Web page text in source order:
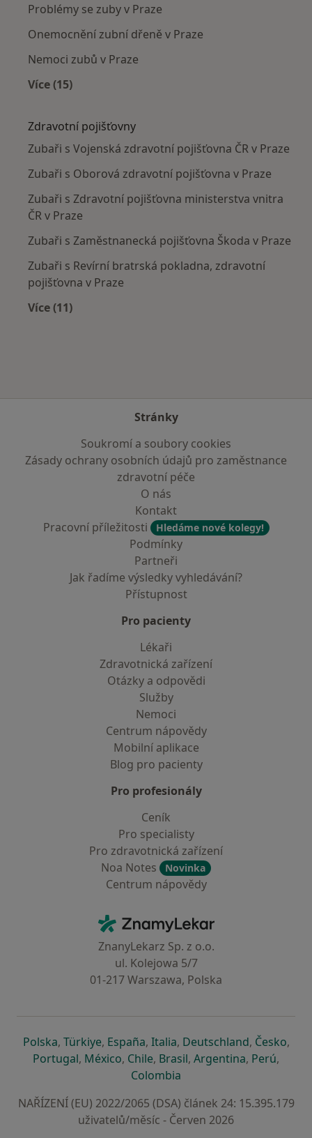
Problémy se zuby v Praze
Onemocnění zubní dřeně v Praze
Nemoci zubů v Praze
Více (15)
Zdravotní pojišťovny
Zubaři s Vojenská zdravotní pojišťovna ČR v Praze
Zubaři s Oborová zdravotní pojišťovna v Praze
Zubaři s Zdravotní pojišťovna ministerstva vnitra
ČR v Praze
Zubaři s Zaměstnanecká pojišťovna Škoda v Praze
Zubaři s Revírní bratrská pokladna, zdravotní
pojišťovna v Praze
Více (11)
Stránky
Soukromí a soubory cookies
Zásady ochrany osobních údajů pro zaměstnance
zdravotní péče
O nás
Kontakt
Pracovní příležitosti
Hledáme nové kolegy!
Podmínky
Partneři
Jak řadíme výsledky vyhledávání?
Přístupnost
Pro pacienty
Lékaři
Zdravotnická zařízení
Otázky a odpovědi
Služby
Nemoci
Centrum nápovědy
Mobilní aplikace
Blog pro pacienty
Pro profesionály
Ceník
Pro specialisty
Pro zdravotnická zařízení
Noa Notes
Novinka
Centrum nápovědy
ZnamyLekar - Hlavní stránka
ZnanyLekarz Sp. z o.o.
ul. Kolejowa 5/7
01-217 Warszawa, Polska
Polskase otevře v nové záložce
, Türkiyese otevře v nové záložce
, Españase otevře v nové záložce
, Italiase otevře v nové záložce
, Deutschlandse otevře v
, Českose
,
Portugalse otevře v nové záložce
, Méxicose otevře v nové záložce
, Chilese otevře v nové záložce
, Brasilse otevře v nové
, Argentinase otevře v
, Perúse
,
Colombia
NAŘÍZENÍ (EU) 2022/2065 (DSA) článek 24: 15.395.179
uživatelů/měsíc - Červen 2026